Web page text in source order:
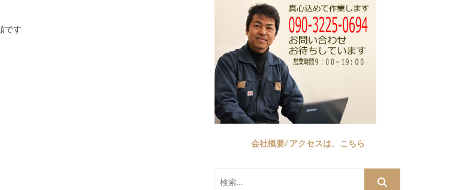
です
会社概要/ アクセスは、こちら